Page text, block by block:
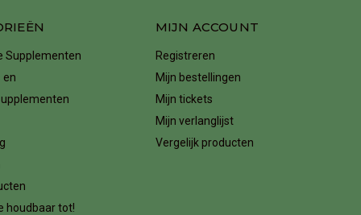
Supplementen
en
houdbaar tot!
MIJN ACCOUNT
Registreren
Mijn bestellingen
Mijn tickets
Mijn verlanglijst
Vergelijk producten